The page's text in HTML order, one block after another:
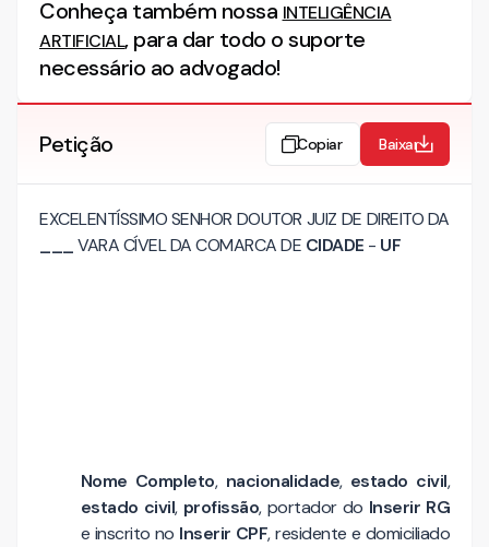
Conheça também nossa INTELIGÊNCIA
ARTIFICIAL, para dar todo o suporte
necessário ao advogado!
Petição Copiar Baixar
EXCELENTÍSSIMO SENHOR DOUTOR JUIZ DE DIREITO DA
VARA CÍVEL DA COMARCA DE CIDADE - UF
Nome Completo, nacionalidade, estado civil,
estado civil, profissão, portador do Inserir RG
e inscrito no Inserir CPF, residente e domiciliado